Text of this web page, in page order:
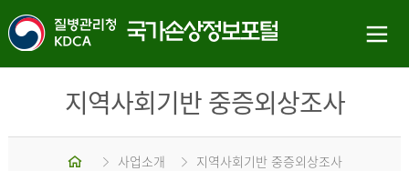
지역사회기반 중증외상조사
홈 사업소개 지역사회기반 중증외상조사